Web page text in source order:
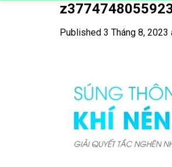
Published 3 Tháng 8, 2023